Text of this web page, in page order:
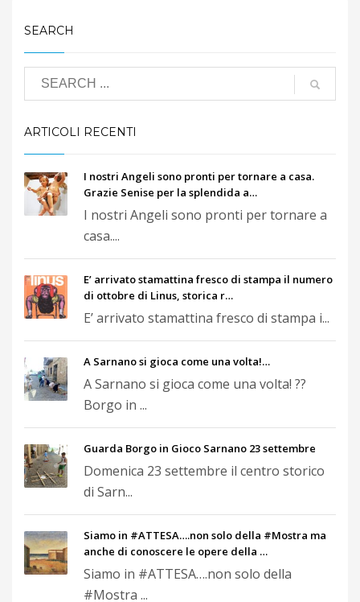
SEARCH
ARTICOLI RECENTI
I nostri Angeli sono pronti per tornare a casa.
Grazie Senise per la splendida a…
I nostri Angeli sono pronti per tornare a
casa....
E’ arrivato stamattina fresco di stampa il numero
di ottobre di Linus, storica r…
E’ arrivato stamattina fresco di stampa i...
A Sarnano si gioca come una volta!…
A Sarnano si gioca come una volta! ??
Borgo in ...
Guarda Borgo in Gioco Sarnano 23 settembre
Domenica 23 settembre il centro storico
di Sarn...
Siamo in #ATTESA….non solo della #Mostra ma
anche di conoscere le opere della …
Siamo in #ATTESA….non solo della
#Mostra ...